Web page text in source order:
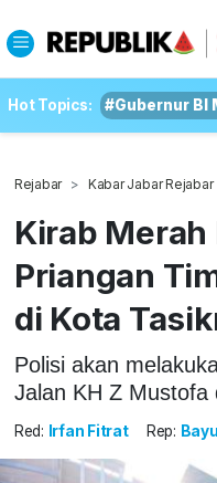
Hot Topics: #Gubernur BI
Rejabar Kabar Jabar Rejabar
Kirab
Priangan
di Kota
Polisi akan
Jalan KH Z Mustofa
Red: Irfan Fitrat Rep: